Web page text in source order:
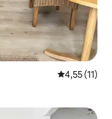
Vidutinis
4,55 (11)